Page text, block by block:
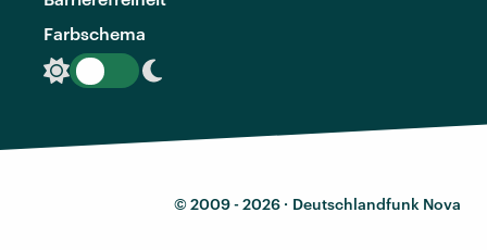
Farbschema
© 2009 - 2026 · Deutschlandfunk Nova